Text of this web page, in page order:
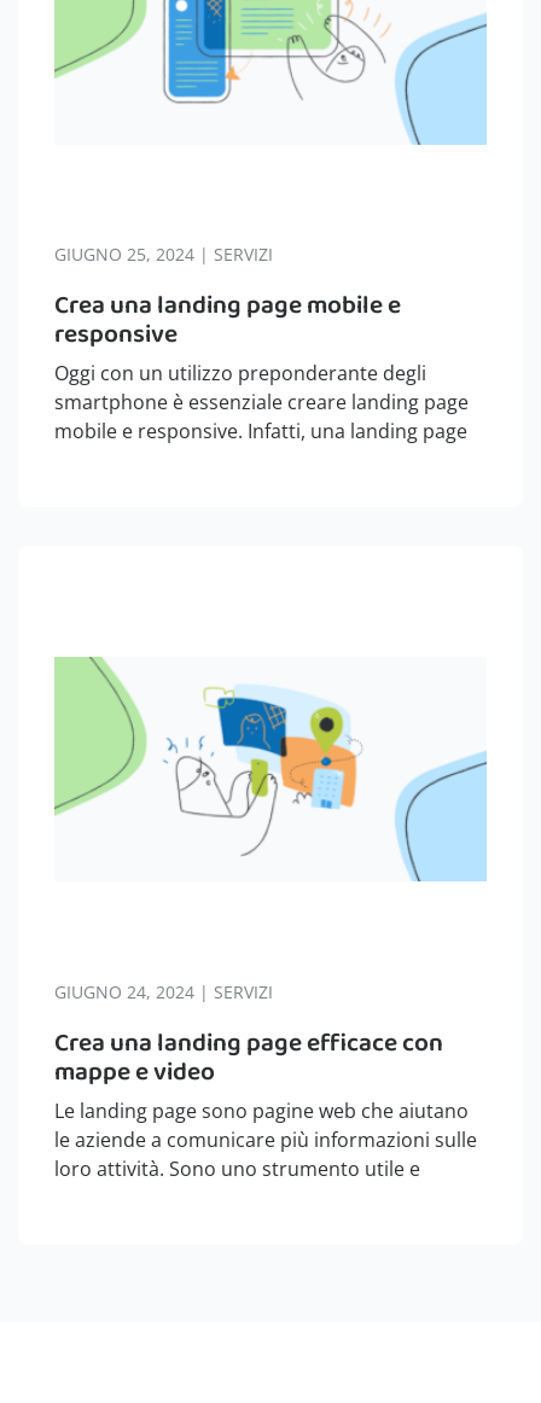
GIUGNO 25, 2024 | SERVIZI
Crea una landing page mobile e
responsive
Oggi con un utilizzo preponderante degli
smartphone è essenziale creare landing page
mobile e responsive. Infatti, una landing page
GIUGNO 24, 2024 | SERVIZI
Crea una landing page efficace con
mappe e video
Le landing page sono pagine web che aiutano
le aziende a comunicare più informazioni sulle
loro attività. Sono uno strumento utile e